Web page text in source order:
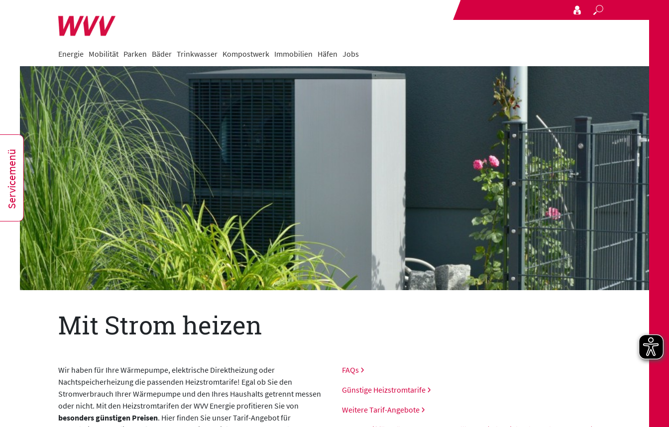
Servicemenü
Energie Mobilität Parken Bäder Trinkwasser Kompostwerk Immobilien Häfen Jobs
Mit Strom heizen
Wir haben für Ihre Wärmepumpe, elektrische Direktheizung oder
Nachtspeicherheizung die passenden Heizstromtarife! Egal ob Sie den
Stromverbrauch Ihrer Wärmepumpe und den Ihres Haushalts getrennt messen
oder nicht. Mit den Heizstromtarifen der WVV Energie profitieren Sie von
besonders günstigen Preisen. Hier finden Sie unser Tarif-Angebot für
FAQs
Günstige Heizstromtarife
Weitere Tarif-Angebote